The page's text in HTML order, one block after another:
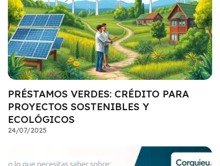
PRÉSTAMOS VERDES: CRÉDITO PARA
PROYECTOS SOSTENIBLES Y
ECOLÓGICOS
24/07/2025